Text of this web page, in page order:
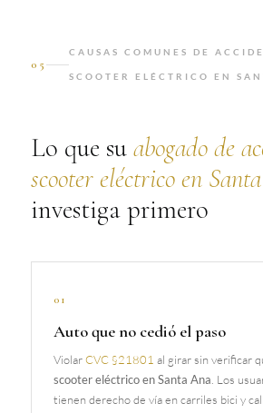
05
CAUSAS COMUNES DE
SCOOTER ELÉCTRICO EN
Lo que su abogado de
scooter eléctrico en
investiga primero
01
Auto que no cedió el paso
ViolarCVC §21801 al girar sin verificar
scooter eléctrico en Santa Ana. Los
tienen derecho de vía en carriles bici y